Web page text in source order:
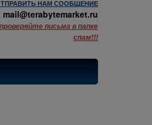
НАМ СООБЩЕНИЕ
письма в папке
спам!!!